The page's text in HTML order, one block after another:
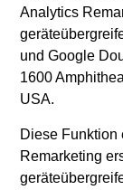
Analytics
und Google
1600
USA.
Diese Funktion
Remarketing